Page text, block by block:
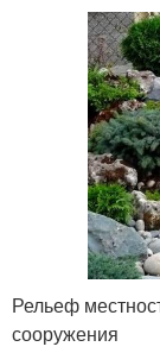
Рельеф
сооружения